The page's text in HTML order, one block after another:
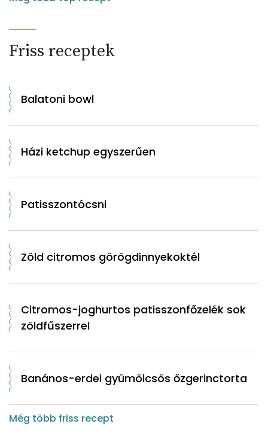
Friss receptek
Balatoni bowl
Házi ketchup egyszerűen
Patisszontócsni
Zöld citromos görögdinnyekoktél
Citromos-joghurtos patisszonfőzelék sok
zöldfűszerrel
Banános-erdei gyümölcsös őzgerinctorta
Még több friss recept